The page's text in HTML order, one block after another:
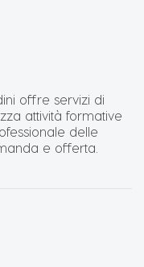
offre servizi di
attività formative
delle
e offerta.